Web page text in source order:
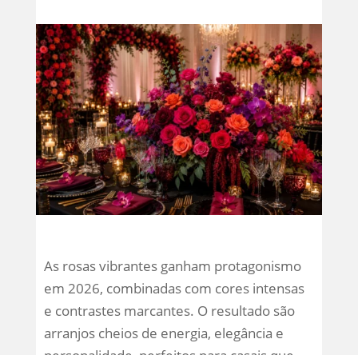
As rosas vibrantes ganham protagonismo
em 2026, combinadas com cores intensas
e contrastes marcantes. O resultado são
arranjos cheios de energia, elegância e